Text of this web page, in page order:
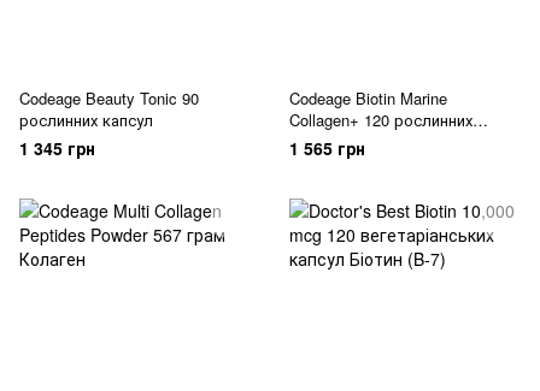
Codeage Beauty Tonic 90
рослинних капсул
1 345 грн
Codeage Biotin Marine
Collagen+ 120 рослинних
капсул
1 565 грн